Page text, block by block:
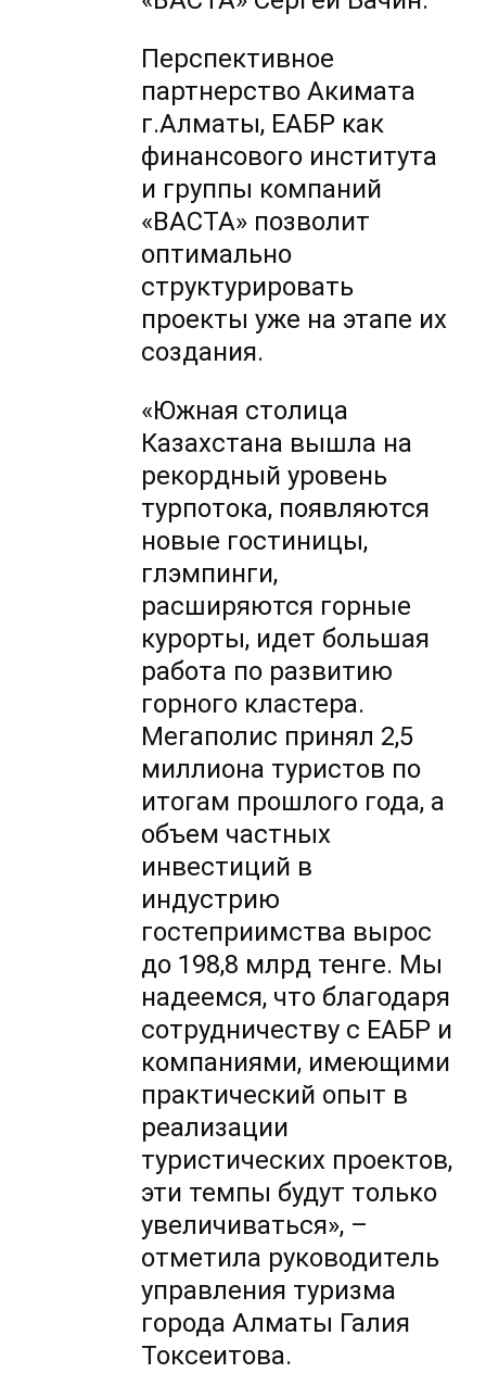
Перспективное
партнерство Акимата
г.Алматы, ЕАБР как
финансового института
и группы компаний
«ВАСТА» позволит
оптимально
структурировать
проекты уже на этапе их
создания.
«Южная столица
Казахстана вышла на
рекордный уровень
турпотока, появляются
новые гостиницы,
глэмпинги,
расширяются горные
курорты, идет большая
работа по развитию
горного кластера.
Мегаполис принял 2,5
миллиона туристов по
итогам прошлого года, а
объем частных
инвестиций в
индустрию
гостеприимства вырос
до 198,8 млрд тенге. Мы
надеемся, что благодаря
сотрудничеству с ЕАБР и
компаниями, имеющими
практический опыт в
реализации
туристических проектов,
эти темпы будут только
увеличиваться», –
отметила руководитель
управления туризма
города Алматы Галия
Токсеитова.